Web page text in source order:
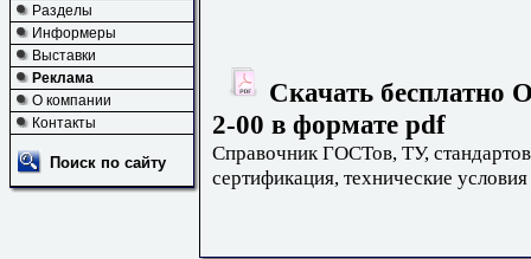
Разделы
Информеры
Выставки
Реклама
О компании
Контакты
Поиск по сайту
Скачать бесплатно
2-00 в формате pdf
Справочник ГОСТов, ТУ,
сертификация, технические условия